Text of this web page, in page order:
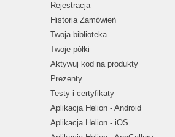
Rejestracja
Historia Zamówień
Twoja biblioteka
Twoje półki
Aktywuj kod na produkty
Prezenty
Testy i certyfikaty
Aplikacja Helion - Android
Aplikacja Helion - iOS